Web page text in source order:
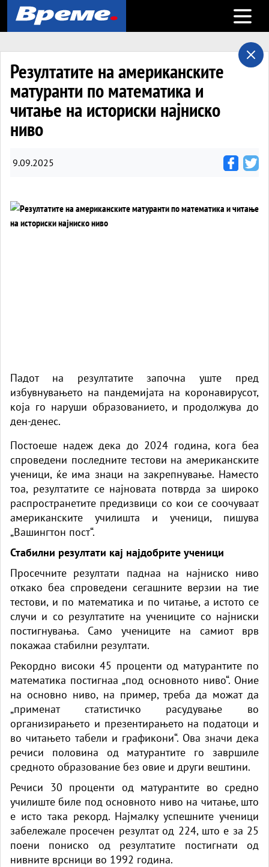
Open
Резултатите на американските
матуранти по математика и
читање на историски најниско
ниво
9.09.2025
Падот на резултатите започна уште пред
избувнувањето на пандемијата на коронавирусот,
која го наруши образованието, и продолжува до
ден-денес.
Постоеше надеж дека до 2024 година, кога беа
спроведени последните тестови на американските
ученици, ќе има знаци на закрепнување. Наместо
тоа, резултатите се најновата потврда за широко
распространетите предизвици со кои се соочуваат
американските училишта и ученици, пишува
„Вашингтон пост“.
Стабилни резултати кај најдобрите ученици
Просечните резултати паднаа на најниско ниво
откако беа спроведени сегашните верзии на тие
тестови, и по математика и по читање, а истото се
случи и со резултатите на учениците со најниски
постигнувања. Само учениците на самиот врв
покажаа стабилни резултати.
Рекордно високи 45 проценти од матурантите по
математика постигнаа „под основното ниво“. Оние
на основно ниво, на пример, треба да можат да
„применат статистичко расудување во
организирањето и презентирањето на податоци и
во читањето табели и графикони“. Ова значи дека
речиси половина од матурантите го завршиле
средното образование без овие и други вештини.
Речиси 30 проценти од матурантите во средно
училиште биле под основното ниво на читање, што
е исто така рекорд. Најмалку успешните ученици
забележале просечен резултат од 224, што е за 25
поени пониско од резултатите постигнати од
нивните врсници во 1992 година.